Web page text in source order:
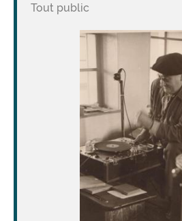
Tout public